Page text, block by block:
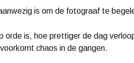
is om de fotograaf te
orde is, hoe prettiger de dag
chaos in de gangen.